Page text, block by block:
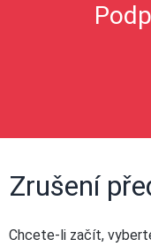
Zrušení
Chcete-li začít,